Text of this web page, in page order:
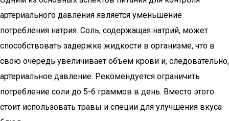
артериального давления является уменьшение
потребления натрия. Соль, содержащая натрий, может
способствовать задержке жидкости в организме, что в
свою очередь увеличивает объем крови и, следовательно,
артериальное давление. Рекомендуется ограничить
потребление соли до 5-6 граммов в день. Вместо этого
стоит использовать травы и специи для улучшения вкуса